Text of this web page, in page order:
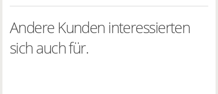
Andere Kunden interessierten
sich auch für.